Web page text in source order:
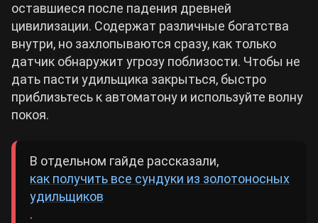
оставшиеся после падения древней
цивилизации. Содержат различные богатства
внутри, но захлопываются сразу, как только
датчик обнаружит угрозу поблизости. Чтобы не
дать пасти удильщика закрыться, быстро
приблизьтесь к автоматону и используйте волну
покоя.
В отдельном гайде рассказали,
как получить все сундуки из золотоносных
удильщиков
.